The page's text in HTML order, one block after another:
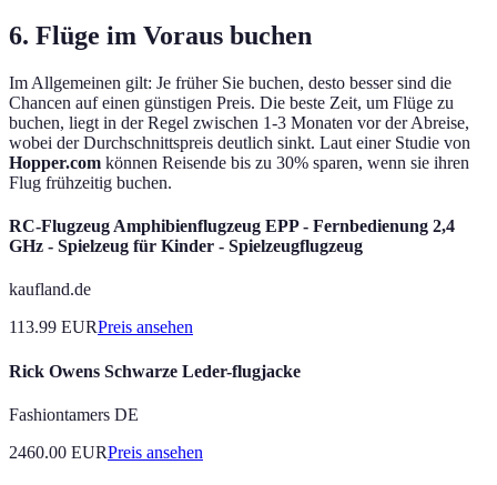
6. Flüge im Voraus buchen
Im Allgemeinen gilt: Je früher Sie buchen, desto besser sind die
Chancen auf einen günstigen Preis. Die beste Zeit, um Flüge zu
buchen, liegt in der Regel zwischen 1-3 Monaten vor der Abreise,
wobei der Durchschnittspreis deutlich sinkt. Laut einer Studie von
Hopper.com können Reisende bis zu 30% sparen, wenn sie ihren
Flug frühzeitig buchen.
RC-Flugzeug Amphibienflugzeug EPP - Fernbedienung 2,4
GHz - Spielzeug für Kinder - Spielzeugflugzeug
kaufland.de
113.99 EURPreis ansehen
Rick Owens Schwarze Leder-flugjacke
Fashiontamers DE
2460.00 EURPreis ansehen